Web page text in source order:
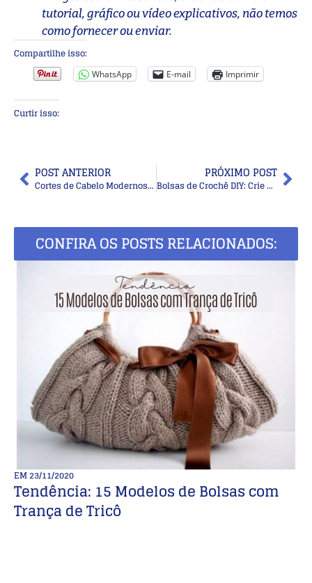
tutorial, gráfico ou vídeo explicativos, não temos
como fornecer ou enviar.
Compartilhe isso:
WhatsApp E-mail Imprimir
Curtir isso:
POST ANTERIOR
Cortes de Cabelo Modernos para Cacheadas, Onduladas e Crespas: Dicas para Valorizar Seus Fios
PRÓXIMO POST
Bolsas de Crochê DIY: Crie Modelos Incríveis com Estas Receitas
CONFIRA OS POSTS RELACIONADOS:
EM23/11/2020
Tendência: 15 Modelos de Bolsas com
Trança de Tricô